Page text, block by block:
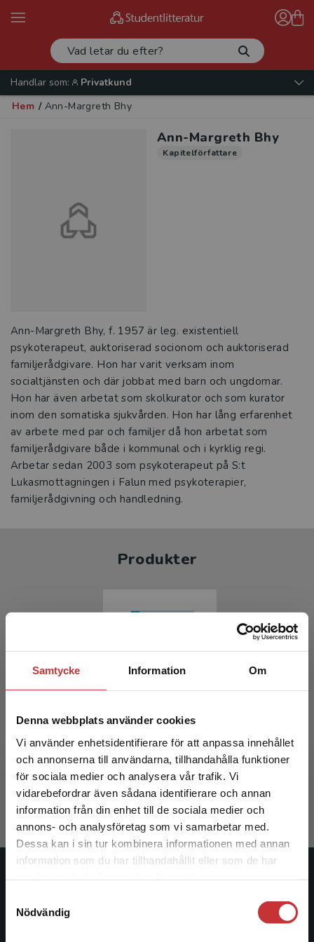
Samtycke Information Om
Denna webbplats använder cookies
Vi använder enhetsidentifierare för att anpassa innehållet
och annonserna till användarna, tillhandahålla funktioner
för sociala medier och analysera vår trafik. Vi
vidarebefordrar även sådana identifierare och annan
information från din enhet till de sociala medier och
annons- och analysföretag som vi samarbetar med.
Dessa kan i sin tur kombinera informationen med annan
information som du har tillhandahållit eller som de har
Nödvändig
Begränsad fraktregion
Det verkar som att du besöker
studentlitteratur.se via en enhet utanför Sverige.
Vi erbjuder inte leveranser utanför Sverige. För
att kunna slutföra ett köp måste
Handlar som:
Privatkund
Hem / Ann-Margreth Bhy
Ann-Margreth Bhy
Kapitelförfattare
Ann-Margreth Bhy, f. 1957 är leg. existentiell
psykoterapeut, auktoriserad socionom och auktoriserad
familjerådgivare. Hon har varit verksam inom
socialtjänsten och där jobbat med barn och ungdomar.
Hon har även arbetat som skolkurator och som kurator
inom den somatiska sjukvården. Hon har lång erfarenhet
av arbete med par och familjer då hon arbetat som
familjerådgivare både i kommunal och i kyrklig regi.
Arbetar sedan 2003 som psykoterapeut på S:t
Lukasmottagningen i Falun med psykoterapier,
familjerådgivning och handledning.
Produkter
Ompröva livet!
Stiwne, Dan (red.)
395 krinkl. moms
Exkl. moms: 373 kr
Studentlitteratur
Studentlitteratur grundades 1963 och är idag Sveriges